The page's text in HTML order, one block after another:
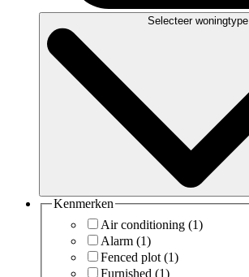
Selecteer woningtype
Kenmerken
Air conditioning (1)
Alarm (1)
Fenced plot (1)
Furnished (1)